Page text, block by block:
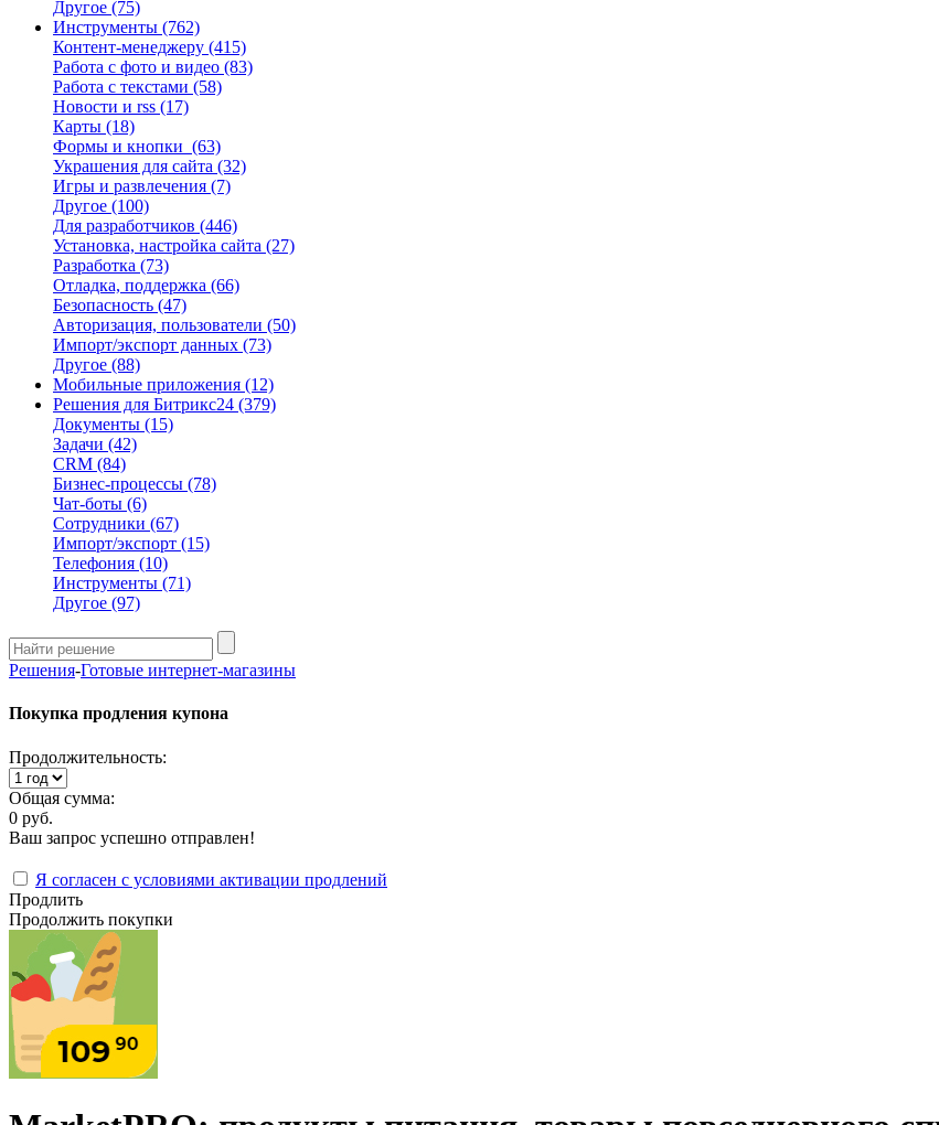
Другое (75)
Инструменты (762)
Контент-менеджеру (415)
Работа с фото и видео (83)
Работа с текстами (58)
Новости и rss (17)
Карты (18)
Формы и кнопки (63)
Украшения для сайта (32)
Игры и развлечения (7)
Другое (100)
Для разработчиков (446)
Установка, настройка сайта (27)
Разработка (73)
Отладка, поддержка (66)
Безопасность (47)
Авторизация, пользователи (50)
Импорт/экспорт данных (73)
Другое (88)
Мобильные приложения (12)
Решения для Битрикс24 (379)
Документы (15)
Задачи (42)
CRM (84)
Бизнес-процессы (78)
Чат-боты (6)
Сотрудники (67)
Импорт/экспорт (15)
Телефония (10)
Инструменты (71)
Другое (97)
Решения-Готовые интернет-магазины
Покупка продления купона
Продолжительность:
Общая сумма:
0 руб.
Ваш запрос успешно отправлен!
Я согласен с условиями активации продлений
Продлить
Продолжить покупки